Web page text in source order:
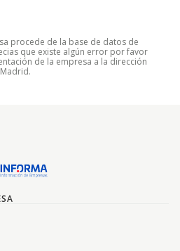
procede de la base de datos de
que existe algún error por favor
de la empresa a la dirección